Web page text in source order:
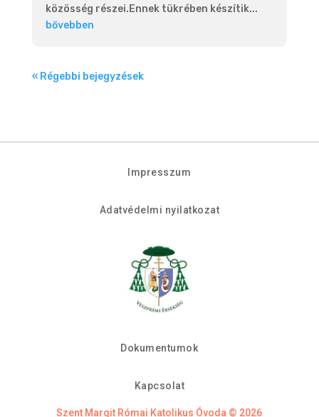
közösség részei.Ennek tükrében készítik...
bővebben
« Régebbi bejegyzések
Impresszum
Adatvédelmi nyilatkozat
Dokumentumok
Kapcsolat
Szent Margit Római Katolikus Óvoda © 2026